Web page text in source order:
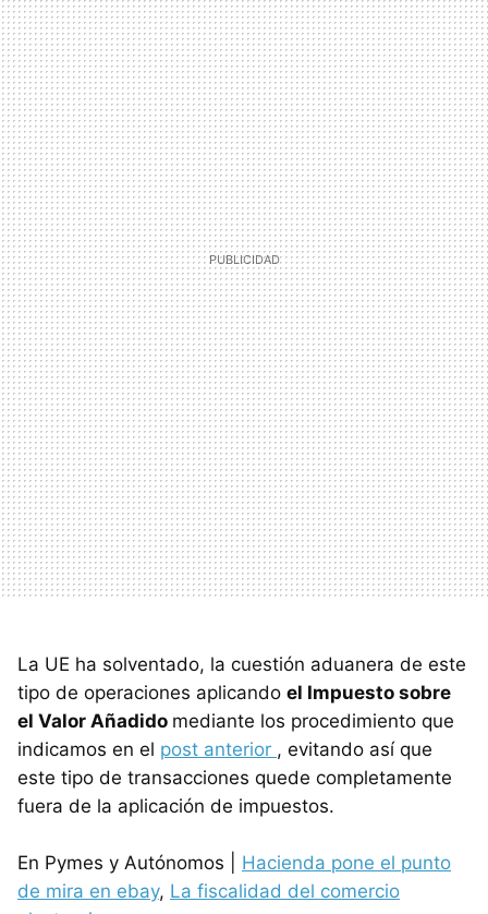
La UE ha solventado, la cuestión aduanera de este
tipo de operaciones aplicando el Impuesto sobre
el Valor Añadido mediante los procedimiento que
indicamos en el post anterior , evitando así que
este tipo de transacciones quede completamente
fuera de la aplicación de impuestos.
En Pymes y Autónomos | Hacienda pone el punto
de mira en ebay, La fiscalidad del comercio